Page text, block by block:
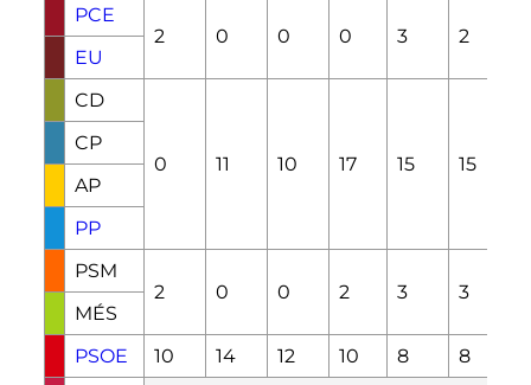
PCE
2
0 0 0 3 2
EU
CD
0 11 10 17 15 15
CP
AP
PP
PSM
2
0 0 2 3 3
MÉS
PSOE
10 14 12 10 8 8